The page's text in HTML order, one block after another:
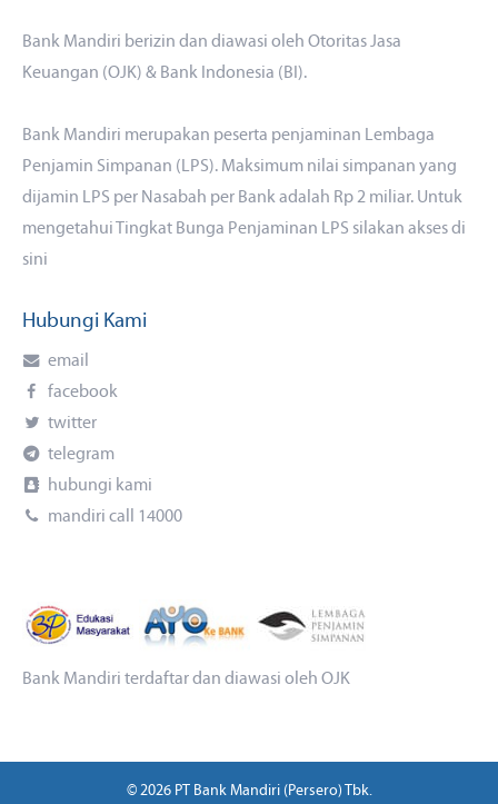
Bank Mandiri berizin dan diawasi oleh Otoritas Jasa
Keuangan (OJK) & Bank Indonesia (BI).
Bank Mandiri merupakan peserta penjaminan Lembaga
Penjamin Simpanan (LPS). Maksimum nilai simpanan yang
dijamin LPS per Nasabah per Bank adalah Rp 2 miliar. Untuk
mengetahui Tingkat Bunga Penjaminan LPS silakan aksesdi
sini
Hubungi Kami
email
facebook
twitter
telegram
hubungi kami
mandiri call 14000
Bank Mandiri terdaftar dan diawasi oleh OJK
© 2026 PT Bank Mandiri (Persero) Tbk.